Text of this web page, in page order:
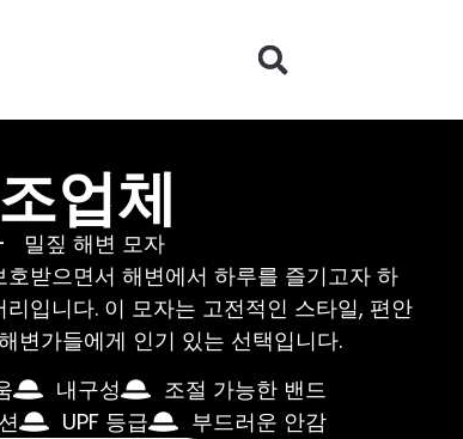
업체
밀짚 해변 모자
받으면서 해변에서 하루를 즐기고자 하
입니다. 이 모자는 고전적인 스타일, 편안
변가들에게 인기 있는 선택입니다.
내구성
조절 가능한 밴드
UPF 등급
부드러운 안감